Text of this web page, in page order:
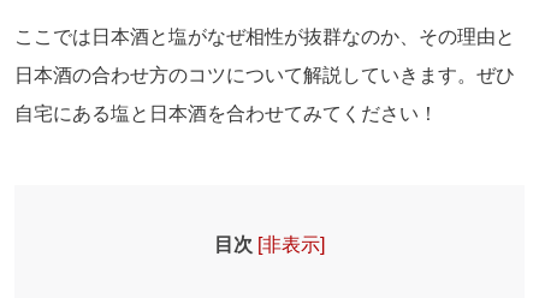
ここでは日本酒と塩がなぜ相性が抜群なのか、その理由と
日本酒の合わせ方のコツについて解説していきます。ぜひ
自宅にある塩と日本酒を合わせてみてください！
目次 [非表示]